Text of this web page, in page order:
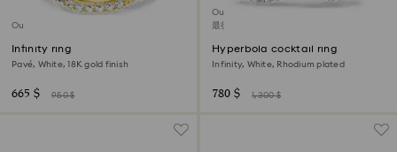
Outlet
Infinity ring
Pavé, White, 18K gold finish
665 $ 950 $
Outlet
最後機會購買
Hyperbola cocktail ring
Infinity, White, Rhodium plated
780 $ 1,300 $